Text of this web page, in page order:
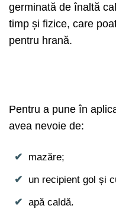
germinată de înaltă
timp și fizice, care
pentru hrană.
Pentru a pune în
avea nevoie de:
mazăre;
un recipient gol și
apă caldă.